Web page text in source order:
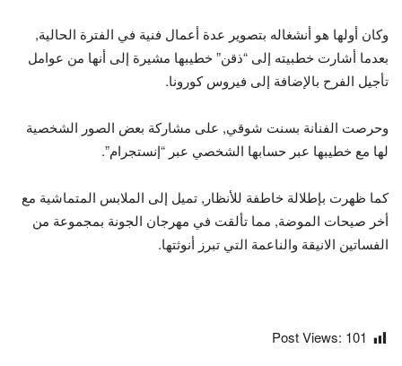
وكان أولها هو أنشغاله بتصوير عدة أعمال فنية في الفترة الحالية,
بعدما أشارت خطبيته إلى “ذقن” خطيبها مشيرة إلى أنها من عوامل
تأجيل الفرح بالإضافة إلى فيروس كورونا.
وحرصت الفنانة بسنت شوقي, على مشاركة بعض الصور الشخصية
لها مع خطيبها عبر حسابها الشخصي عبر “إنستجرام”.
كما ظهرت بإطلالة خاطفة للأنظار, تميل إلى الملابس المتماشية مع
أخر صيحات الموضة, مما تألقت في مهرجان الجونة بمجموعة من
الفساتين الانيقة والناعمة التي تبرز أنوثتها.
Post Views: 101